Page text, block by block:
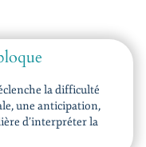
la difficulté
une anticipation,
d’interpréter la